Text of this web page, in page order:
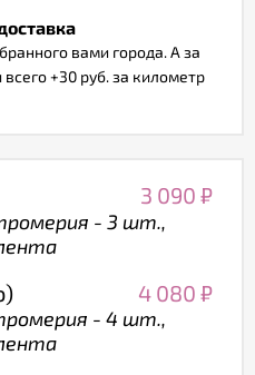
вами города. А за
+30 руб. за километр
3 090 ₽
- 3 шт.,
4 080 ₽
- 4 шт.,